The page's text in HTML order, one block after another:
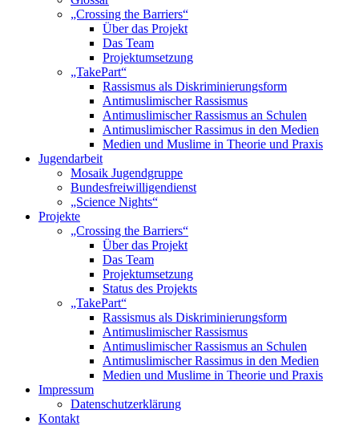
„Crossing the Barriers“
Über das Projekt
Das Team
Projektumsetzung
„TakePart“
Rassismus als Diskriminierungsform
Antimuslimischer Rassismus
Antimuslimischer Rassismus an Schulen
Antimuslimischer Rassimus in den Medien
Medien und Muslime in Theorie und Praxis
Jugendarbeit
Mosaik Jugendgruppe
Bundesfreiwilligendienst
„Science Nights“
Projekte
„Crossing the Barriers“
Über das Projekt
Das Team
Projektumsetzung
Status des Projekts
„TakePart“
Rassismus als Diskriminierungsform
Antimuslimischer Rassismus
Antimuslimischer Rassismus an Schulen
Antimuslimischer Rassimus in den Medien
Medien und Muslime in Theorie und Praxis
Impressum
Datenschutz­erklärung
Kontakt